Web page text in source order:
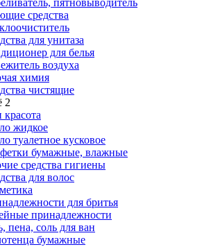
пятновыводитель
средства
для унитаза
для белья
воздуха
химия
чистящие
2
жидкое
туалетное кусковое
бумажные, влажные
средства гигиены
для волос
для бритья
принадлежности
пена, соль для ван
бумажные